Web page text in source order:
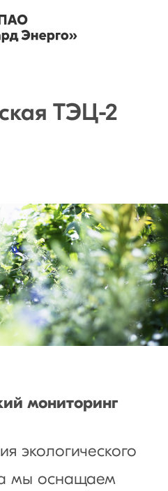
ТЭЦ-2
мониторинг
экологического
мы оснащаем